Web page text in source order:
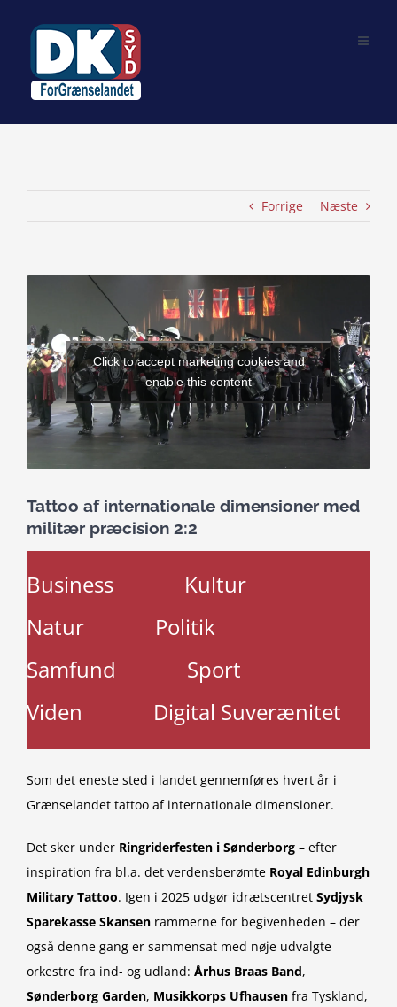
Forrige Næste
Image
Click to accept marketing cookies and
enable this content
Tattoo af internationale dimensioner med
militær præcision 2:2
Business
Kultur
Natur
Politik
Samfund
Sport
Viden
Digital Suverænitet
Som det eneste sted i landet gennemføres hvert år i
Grænselandet tattoo af internationale dimensioner.
Det sker under Ringriderfesten i Sønderborg – efter
inspiration fra bl.a. det verdensberømte Royal Edinburgh
Military Tattoo. Igen i 2025 udgør idrætscentret Sydjysk
Sparekasse Skansen rammerne for begivenheden – der
også denne gang er sammensat med nøje udvalgte
orkestre fra ind- og udland: Århus Braas Band,
Sønderborg Garden, Musikkorps Ufhausen fra Tyskland,